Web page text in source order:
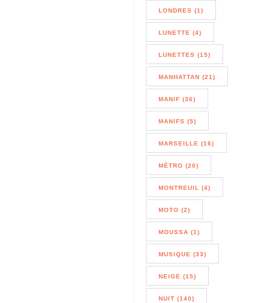
LONDRES (1)
LUNETTE (4)
LUNETTES (15)
MANHATTAN (21)
MANIF (36)
MANIFS (5)
MARSEILLE (16)
MÉTRO (20)
MONTREUIL (4)
MOTO (2)
MOUSSA (1)
MUSIQUE (33)
NEIGE (15)
NUIT (140)